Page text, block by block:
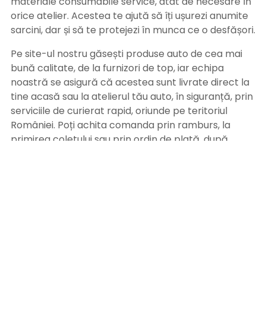
orice atelier. Acestea te ajută să îți ușurezi anumite
sarcini, dar și să te protejezi în munca ce o desfășori.
Pe site-ul nostru găsești produse auto de cea mai
bună calitate, de la furnizori de top, iar echipa
noastră se asigură că acestea sunt livrate direct la
tine acasă sau la atelierul tău auto, în siguranță, prin
serviciile de curierat rapid, oriunde pe teritoriul
României. Poți achita comanda prin ramburs, la
primirea coletului sau prin ordin de plată, după